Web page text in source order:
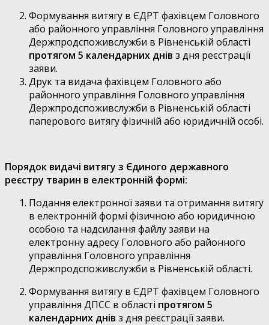
Формування витягу в ЄДРТ фахівцем Головного
або районного управління Головного управління
Держпродспоживслужби в Рівненській області
протягом 5 календарних днів з дня реєстрації
заяви.
Друк та видача фахівцем Головного або
районного управління Головного управління
Держпродспоживслужби в Рівненській області
паперового витягу фізичній або юридичній особі.
Порядок видачі витягу з Єдиного державного
реєстру тварин в електронній формі:
Подання електронної заяви та отримання витягу
в електронній формі фізичною або юридичною
особою та надсилання файлу заяви на
електронну адресу Головного або районного
управління Головного управління
Держпродспоживслужби в Рівненській області.
Формування витягу в ЄДРТ фахівцем Головного
управління ДПСС в області протягом 5
календарних днів з дня реєстрації заяви.